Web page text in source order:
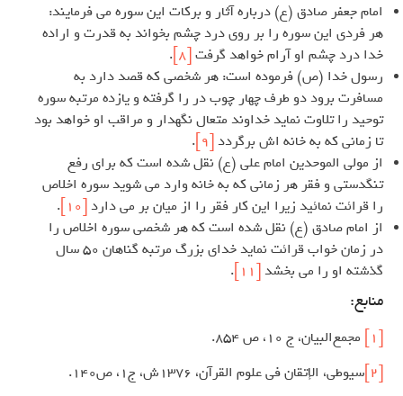
امام جعفر صادق (ع) درباره آثار و برکات این سوره می فرمایند:
هر فردی این سوره را بر روی درد چشم بخواند به قدرت و اراده
خدا درد چشم او آرام خواهد گرفت [8]
.
رسول خدا (ص) فرموده است: هر شخصی که قصد دارد به
مسافرت برود دو طرف چهار چوب در را گرفته و یازده مرتبه سوره
توحید را تلاوت نماید خداوند متعال نگهدار و مراقب او خواهد بود
تا زمانی که به خانه اش برگردد [9]
.
از مولی الموحدین امام علی (ع) نقل شده است که برای رفع
تنگدستی و فقر هر زمانی که به خانه وارد می شوید سوره اخلاص
را قرائت نمائید زیرا این کار فقر را از میان بر می دارد [10]
.
از امام صادق (ع) نقل شده است که هر شخصی سوره اخلاص را
در زمان خواب قرائت نماید خدای بزرگ مرتبه گناهان 50 سال
گذشته او را می بخشد [11]
.
منابع:
[1]
مجمع‌البیان، ج‌ 10، ص‌ 854.
[2]
سیوطی، الإتقان فی علوم القرآن، ۱۳۷۶ش، ج۱، ص۱۴۰.